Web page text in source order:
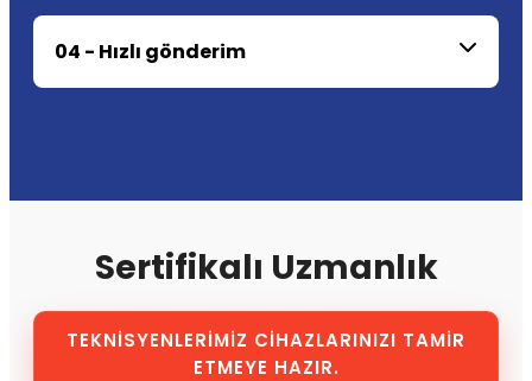
04 - Hızlı gönderim
Sertifikalı Uzmanlık
TEKNİSYENLERİMİZ CİHAZLARINIZI TAMİR
ETMEYE HAZIR.